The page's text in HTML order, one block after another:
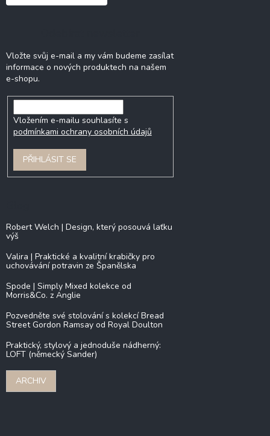
Vložte svůj e-mail a my vám budeme zasílat
informace o nových produktech na našem
e-shopu.
Vložením e-mailu souhlasíte s
podmínkami ochrany osobních údajů
PŘIHLÁSIT SE
Robert Welch | Design, který posouvá laťku
výš
Valira | Praktické a kvalitní krabičky pro
uchovávání potravin ze Španělska
Spode | Simply Mixed kolekce od
Morris&Co. z Anglie
Pozvedněte své stolování s kolekcí Bread
Street Gordon Ramsay od Royal Doulton
Praktický, stylový a jednoduše nádherný:
LOFT (německý Sander)
ARCHIV